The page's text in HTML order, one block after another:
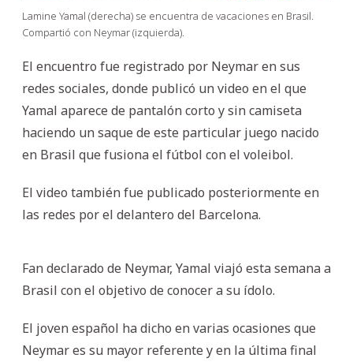
Lamine Yamal (derecha) se encuentra de vacaciones en Brasil.
Compartió con Neymar (izquierda).
El encuentro fue registrado por Neymar en sus
redes sociales, donde publicó un video en el que
Yamal aparece de pantalón corto y sin camiseta
haciendo un saque de este particular juego nacido
en Brasil que fusiona el fútbol con el voleibol.
El video también fue publicado posteriormente en
las redes por el delantero del Barcelona.
Fan declarado de Neymar, Yamal viajó esta semana a
Brasil con el objetivo de conocer a su ídolo.
El joven español ha dicho en varias ocasiones que
Neymar es su mayor referente y en la última final